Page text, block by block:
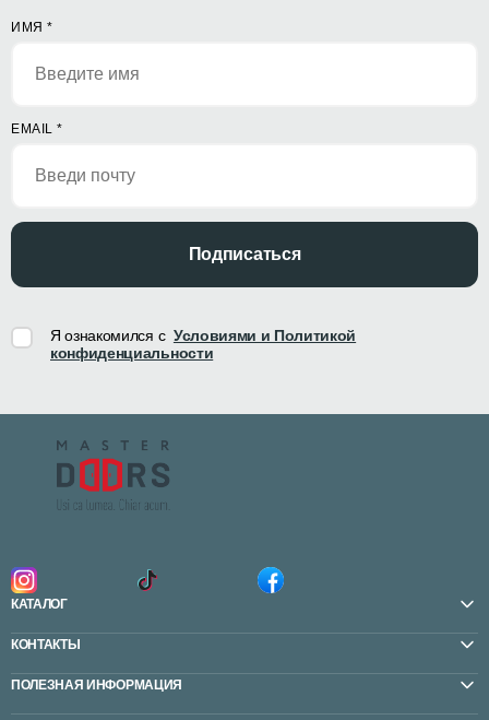
ИМЯ *
EMAIL *
Подписаться
Я ознакомился с Условиями и Политикой
конфиденциальности
КАТАЛОГ
КОНТАКТЫ
ПОЛЕЗНАЯ ИНФОРМАЦИЯ